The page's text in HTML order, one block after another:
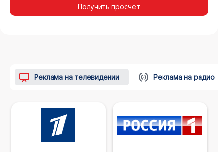
Получить просчёт
Реклама на телевидении Реклама на радио